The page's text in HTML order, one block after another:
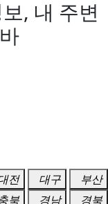
, 내 주변
전 대구
부산
북 경남
경북